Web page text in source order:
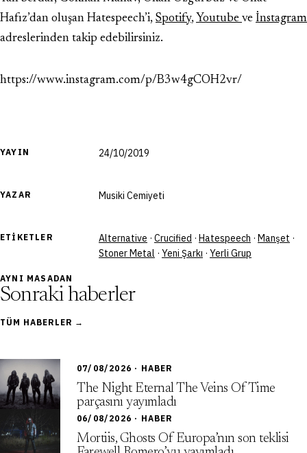
YAYIN 24/10/2019
YAZAR Musiki Cemiyeti
ETIKETLER Alternative · Crucified · Hatespeech · Manşet ·
Stoner Metal · Yeni Şarkı · Yerli Grup
Hafız’dan oluşan Hatespeech’i, Spotify, Youtube ve İnstagram
adreslerinden takip edebilirsiniz.
https://www.instagram.com/p/B3w4gCOH2vr/
AYNI MASADAN
Sonraki haberler
TÜM HABERLER →
07/08/2026 · HABER
The Night Eternal The Veins Of Time
parçasını yayımladı
06/08/2026 · HABER
Mortiis, Ghosts Of Europa’nın son teklisi